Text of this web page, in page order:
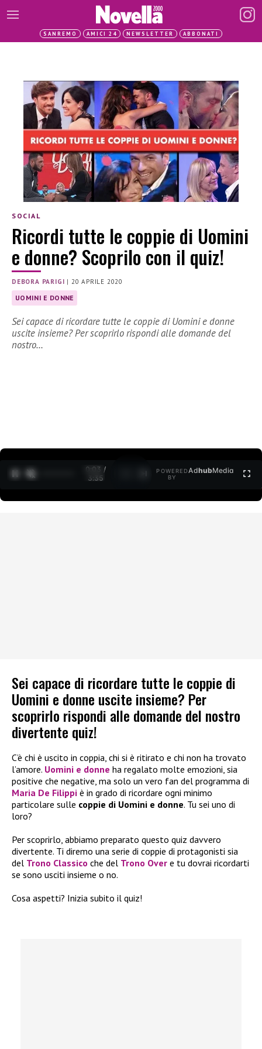
SANREMO AMICI 24 NEWSLETTER ABBONATI
SOCIAL
Ricordi tutte le coppie di Uomini
e donne? Scoprilo con il quiz!
DEBORA PARIGI | 20 APRILE 2020
UOMINI E DONNE
Sei capace di ricordare tutte le coppie di Uomini e donne
uscite insieme? Per scoprirlo rispondi alle domande del
nostro…
0:04 /
3:35
POWERED
BY
AdhubMedia
Sei capace di ricordare tutte le coppie di
Uomini e donne uscite insieme? Per
scoprirlo rispondi alle domande del nostro
divertente quiz!
C’è chi è uscito in coppia, chi si è ritirato e chi non ha trovato
l’amore. Uomini e donne ha regalato molte emozioni, sia
positive che negative, ma solo un vero fan del programma di
Maria De Filippi è in grado di ricordare ogni minimo
particolare sulle coppie di Uomini e donne. Tu sei uno di
loro?
Per scoprirlo, abbiamo preparato questo quiz davvero
divertente. Ti diremo una serie di coppie di protagonisti sia
del Trono Classico che del Trono Over e tu dovrai ricordarti
se sono usciti insieme o no.
Cosa aspetti? Inizia subito il quiz!